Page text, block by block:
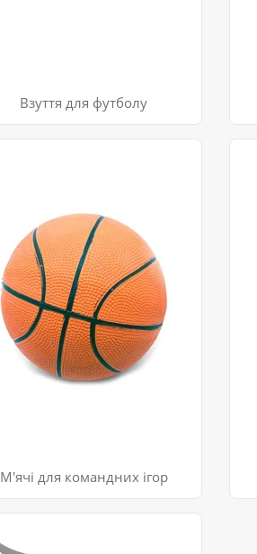
Взуття для футболу
М'ячі для командних ігор